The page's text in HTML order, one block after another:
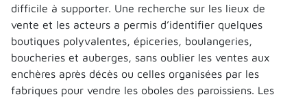
difficile à supporter. Une recherche sur les lieux de
vente et les acteurs a permis d’identifier quelques
boutiques polyvalentes, épiceries, boulangeries,
boucheries et auberges, sans oublier les ventes aux
enchères après décès ou celles organisées par les
fabriques pour vendre les oboles des paroissiens. Les